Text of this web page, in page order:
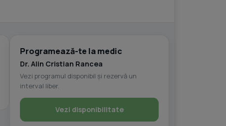
Programează-te la medic
Dr. Alin Cristian Rancea
Vezi programul disponibil și rezervă un
interval liber.
Vezi disponibilitate